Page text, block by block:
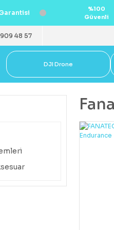
%100
Güvenli
48 57
DJI Drone